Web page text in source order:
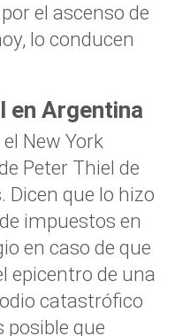
el ascenso de
lo conducen
en Argentina
New York
Peter Thiel de
Dicen que lo hizo
impuestos en
en caso de que
epicentro de una
catastrófico
posible que